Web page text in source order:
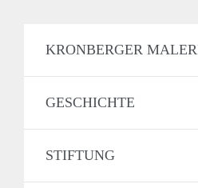
KRONBERGER
GESCHICHTE
STIFTUNG